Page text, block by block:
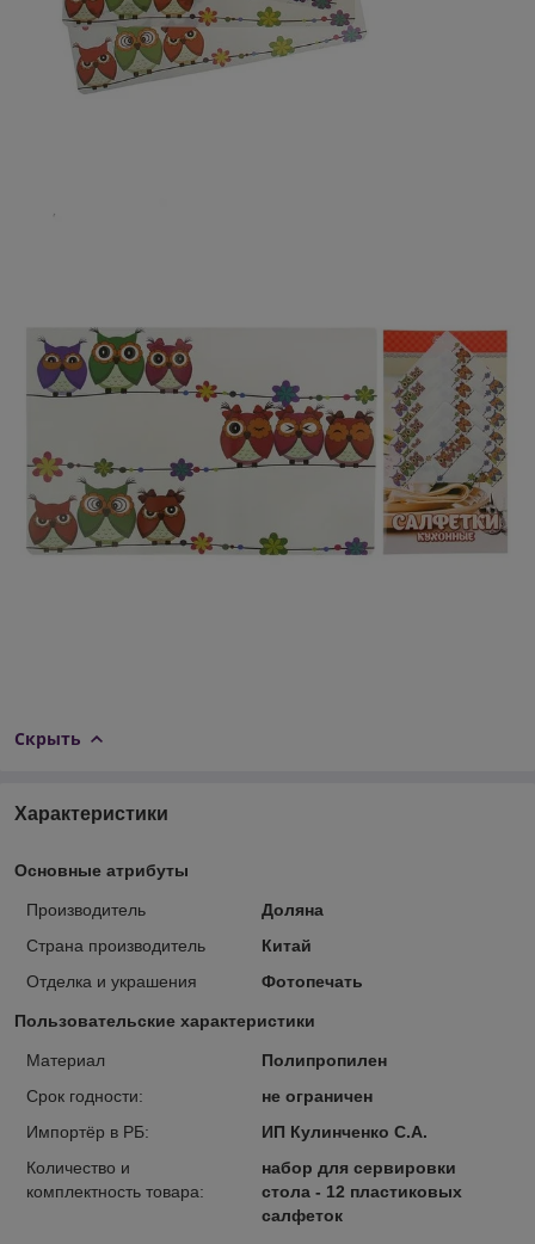
Скрыть
Характеристики
Основные атрибуты
Производитель
Доляна
Страна производитель
Китай
Отделка и украшения
Фотопечать
Пользовательские характеристики
Материал
Полипропилен
Срок годности:
не ограничен
Импортёр в РБ:
ИП Кулинченко С.А.
Количество и
комплектность товара:
набор для сервировки
стола - 12 пластиковых
салфеток